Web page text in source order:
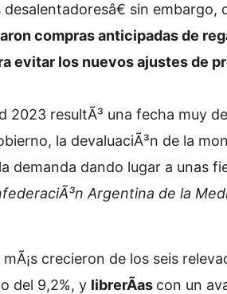
desalentadoresâ€ sin
compras anticipadas de
evitar los nuevos ajustes de
2023 resultÃ³ una fecha muy
la devaluaciÃ³n de la
demanda dando lugar a unas
Argentina de la
crecieron de los seis
del 9,2%, y librerÃ­as con un